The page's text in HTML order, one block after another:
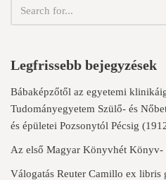
Legfrissebb bejegyzések
Bábaképzőtől az egyetemi
Tudományegyetem Szülő- és
és épületei Pozsonytól Pécsig
Az első Magyar Könyvhét Könyv-
Válogatás Reuter Camillo ex